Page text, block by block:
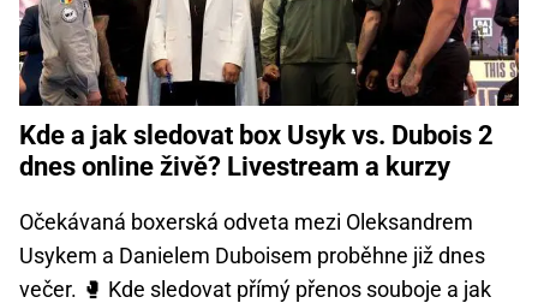
Kde a jak sledovat box Usyk vs. Dubois 2
dnes online živě? Livestream a kurzy
Očekávaná boxerská odveta mezi Oleksandrem
Usykem a Danielem Duboisem proběhne již dnes
večer. 🥊 Kde sledovat přímý přenos souboje a jak